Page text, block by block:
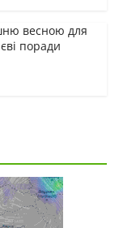
весною для
поради